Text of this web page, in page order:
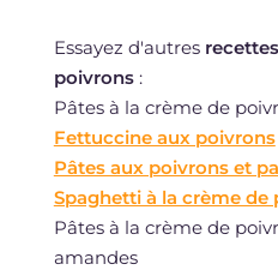
Essayez d'autres
poivrons:
Pâtes à la crème de
Fettuccine aux poivrons
Pâtes aux poivrons et
Spaghetti à la crème
Pâtes à la crème de
amandes